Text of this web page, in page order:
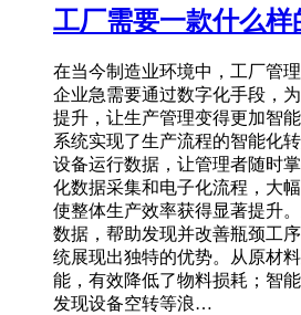
工厂需要一款什么
在当今制造业环境中，工厂管
企业急需要通过数字化手段，
提升，让生产管理变得更加智
系统实现了生产流程的智能化
设备运行数据，让管理者随时
化数据采集和电子化流程，大
使整体生产效率获得显著提升
数据，帮助发现并改善瓶颈工
统展现出独特的优势。从原材
能，有效降低了物料损耗；智
发现设备空转等浪…